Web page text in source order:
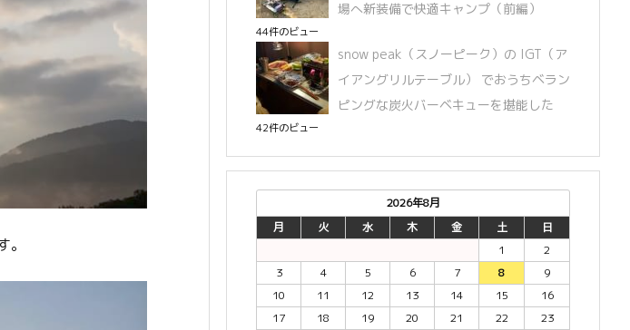
場へ新装備で快適キャンプ（前編）
44件のビュー
snow peak（スノーピーク）の IGT（ア
イアングリルテーブル） でおうちベラン
ピングな炭火バーベキューを堪能した
42件のビュー
2026年8月
月
火 水 木 金 土
日
1
2
3
4 5 6 7 8
9
10
11 12 13 14 15
16
17
18 19 20 21 22
23